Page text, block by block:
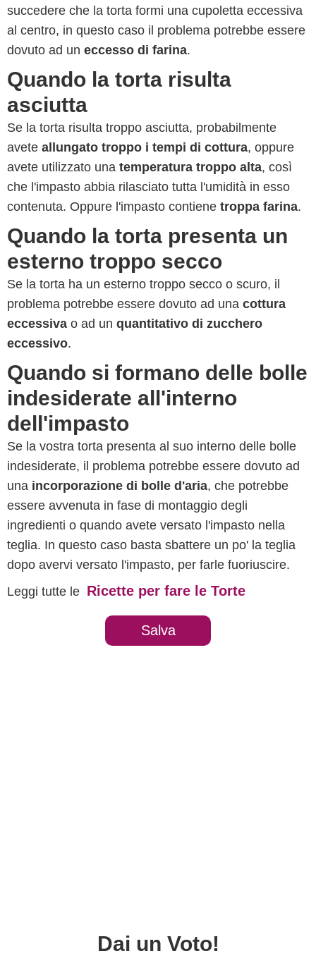
succedere che la torta formi una cupoletta eccessiva
al centro, in questo caso il problema potrebbe essere
dovuto ad un eccesso di farina.
Quando la torta risulta
asciutta
Se la torta risulta troppo asciutta, probabilmente
avete allungato troppo i tempi di cottura, oppure
avete utilizzato una temperatura troppo alta, così
che l'impasto abbia rilasciato tutta l'umidità in esso
contenuta. Oppure l'impasto contiene troppa farina.
Quando la torta presenta un
esterno troppo secco
Se la torta ha un esterno troppo secco o scuro, il
problema potrebbe essere dovuto ad una cottura
eccessiva o ad un quantitativo di zucchero
eccessivo.
Quando si formano delle bolle
indesiderate all'interno
dell'impasto
Se la vostra torta presenta al suo interno delle bolle
indesiderate, il problema potrebbe essere dovuto ad
una incorporazione di bolle d'aria, che potrebbe
essere avvenuta in fase di montaggio degli
ingredienti o quando avete versato l'impasto nella
teglia. In questo caso basta sbattere un po' la teglia
dopo avervi versato l'impasto, per farle fuoriuscire.
Leggi tutte le Ricette per fare le Torte
Salva
Dai un Voto!